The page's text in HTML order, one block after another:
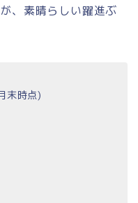
、素晴らしい躍進ぶ
末時点)